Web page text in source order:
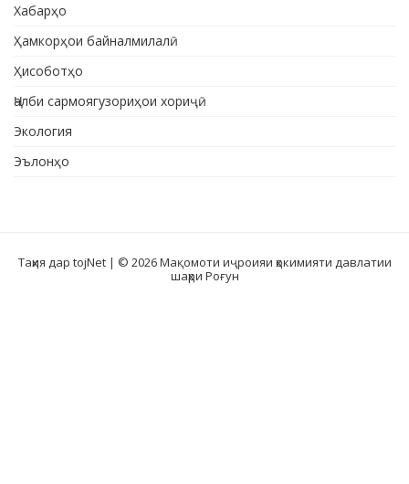
Хабарҳо
Ҳамкорҳои байналмилалӣ
Ҳисоботҳо
Ҷалби сармоягузориҳои хориҷӣ
Экология
Эълонҳо
Таҳия дар tojNet | © 2026 Мақомоти иҷроияи ҳокимияти давлатии
шаҳри Роғун